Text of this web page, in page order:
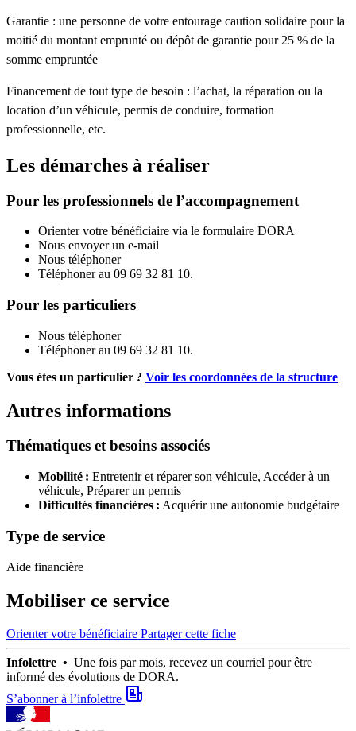
Garantie : une personne de votre entourage caution solidaire pour la
moitié du montant emprunté ou dépôt de garantie pour 25 % de la
somme empruntée
Financement de tout type de besoin : l’achat, la réparation ou la
location d’un véhicule, permis de conduire, formation
professionnelle, etc.
Les démarches à réaliser
Pour les professionnels de l’accompagnement
Orienter votre bénéficiaire via le formulaire DORA
Nous envoyer un e-mail
Nous téléphoner
Téléphoner au 09 69 32 81 10.
Pour les particuliers
Nous téléphoner
Téléphoner au 09 69 32 81 10.
Vous étes un particulier ? Voir les coordonnées de la structure
Autres informations
Thématiques et besoins associés
Mobilité : Entretenir et réparer son véhicule, Accéder à un
véhicule, Préparer un permis
Difficultés financières : Acquérir une autonomie budgétaire
Type de service
Aide financière
Mobiliser ce service
Orienter votre bénéficiaire Partager cette fiche
Infolettre • Une fois par mois, recevez un courriel pour être
informé des évolutions de DORA.
S’abonner à l’infolettre